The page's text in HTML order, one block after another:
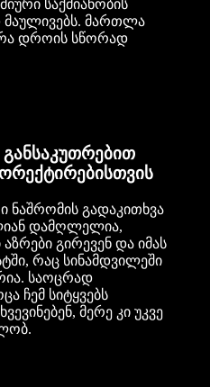
საქმიანობის
მაულივებს. მართლა
დროის სწორად
განსაკუთრებით
ნაშრომის გადაკითხვა
დამღლელია,
გირევენ და იმას
რაც სინამდვილეში
საოცრად
ჩემ სიტყვებს
მერე კი უკვე